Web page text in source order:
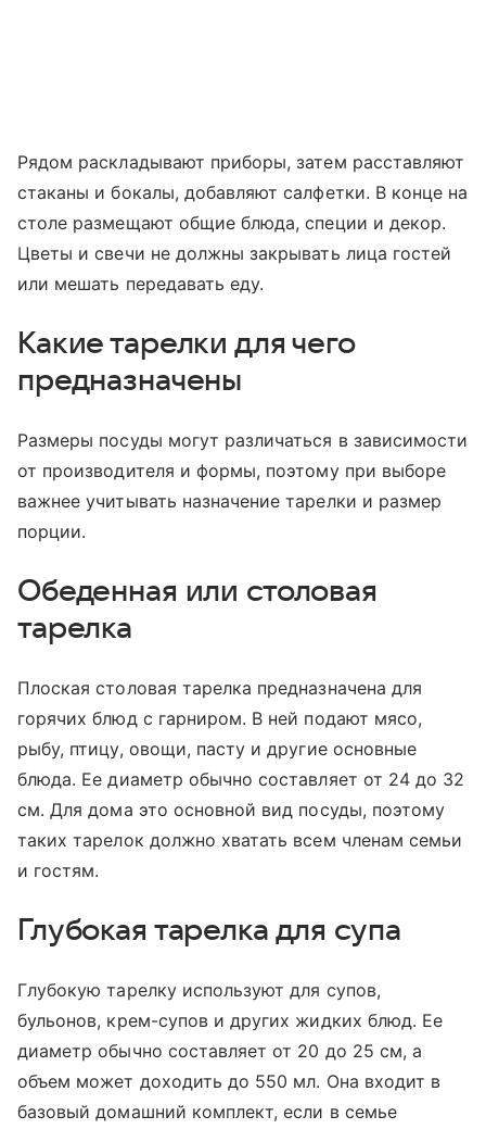
Рядом раскладывают приборы, затем расставляют
стаканы и бокалы, добавляют салфетки. В конце на
столе размещают общие блюда, специи и декор.
Цветы и свечи не должны закрывать лица гостей
или мешать передавать еду.
Какие тарелки для чего
предназначены
Размеры посуды могут различаться в зависимости
от производителя и формы, поэтому при выборе
важнее учитывать назначение тарелки и размер
порции.
Обеденная или столовая
тарелка
Плоская столовая тарелка предназначена для
горячих блюд с гарниром. В ней подают мясо,
рыбу, птицу, овощи, пасту и другие основные
блюда. Ее диаметр обычно составляет от 24 до 32
см. Для дома это основной вид посуды, поэтому
таких тарелок должно хватать всем членам семьи
и гостям.
Глубокая тарелка для супа
Глубокую тарелку используют для супов,
бульонов, крем-супов и других жидких блюд. Ее
диаметр обычно составляет от 20 до 25 см, а
объем может доходить до 550 мл. Она входит в
базовый домашний комплект, если в семье